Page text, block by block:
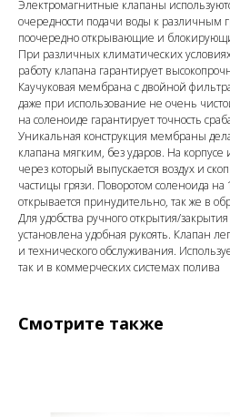
Электромагнитные клапаны
очередности подачи воды к различным
поочередно открывающие и
При различных климатических
работу клапана гарантирует
Каучуковая мембрана с двойной
даже при использование не очень
на соленоиде гарантирует точность
Уникальная конструкция мембраны
клапана мягким, без ударов. На
через который выпускается воздух и
частицы грязи. Поворотом соленоида на
открывается принудительно, так же в
Для удобства ручного открытия/
установлена удобная рукоять. Клапан
и технического обслуживания.
так и в коммерческих системах полива
Смотрите также